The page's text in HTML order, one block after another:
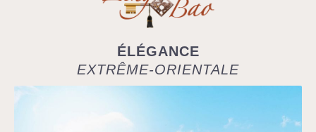
ÉLÉGANCE
EXTRÊME-ORIENTALE